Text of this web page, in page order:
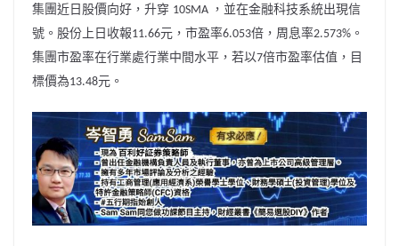
集團近日股價向好，升穿 10SMA ，並在金融科技系統出現信
號。股份上日收報11.66元，市盈率6.053倍，周息率2.573% 。
集團市盈率在行業處行業中間水平，若以7倍市盈率估值，目
標價為13.48元。